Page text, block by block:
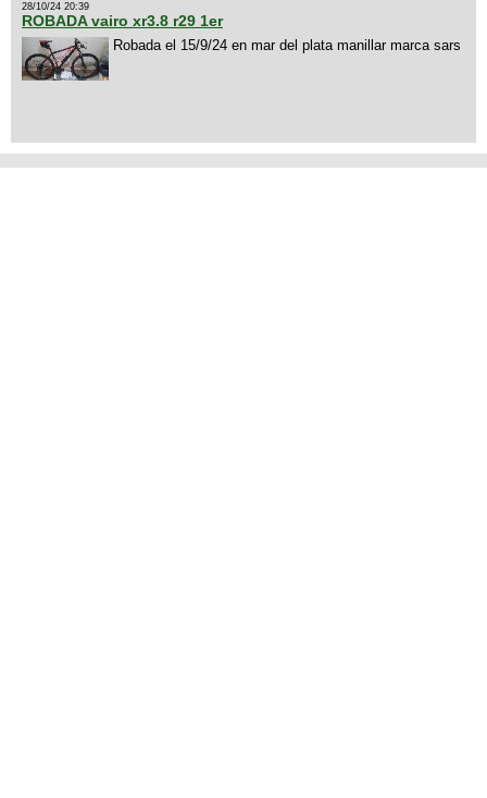
28/10/24 20:39
ROBADA vairo xr3.8 r29 1er
Robada el 15/9/24 en mar del plata manillar marca sars